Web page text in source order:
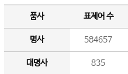
품사 표제어 수
명사 584657
대명사 835